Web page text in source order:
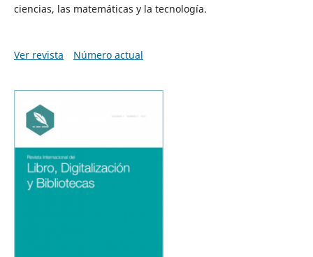
ciencias, las matemáticas y la tecnología.
Ver revista Número actual